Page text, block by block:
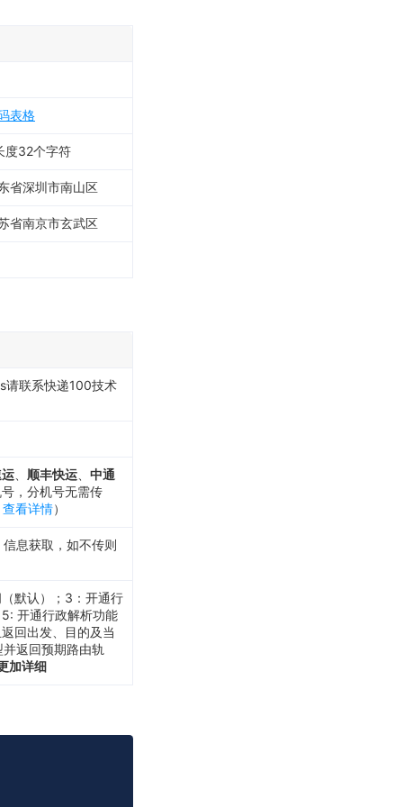
表格
度32个字符
省深圳市南山区
省南京市玄武区
请联系快递100技术
顺丰快运
中通
，分机号无需传
查看详情）
信息获取，如不传则
默认）；3：开通行
开通行政解析功能
回出发、目的及当
返回预期路由轨
加详细